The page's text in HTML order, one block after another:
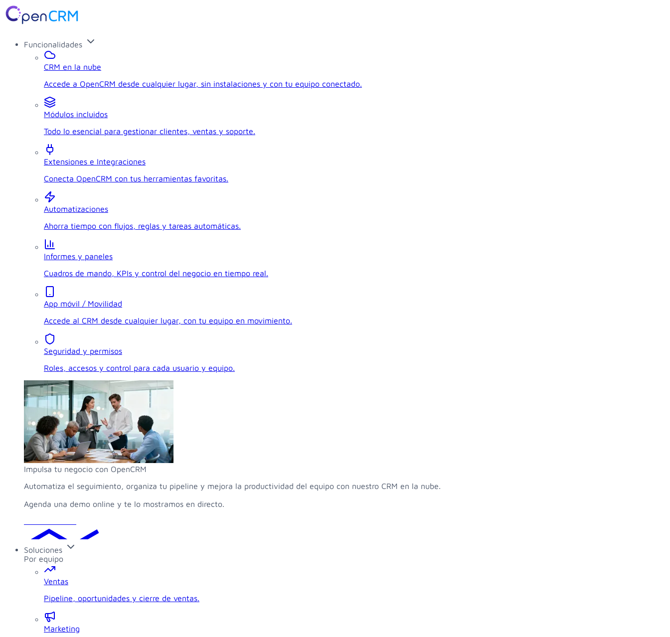
Funcionalidades
CRM en la nube
Accede a OpenCRM desde cualquier lugar, sin instalaciones y con tu equipo conectado.
Módulos incluidos
Todo lo esencial para gestionar clientes, ventas y soporte.
Extensiones e Integraciones
Conecta OpenCRM con tus herramientas favoritas.
Automatizaciones
Ahorra tiempo con flujos, reglas y tareas automáticas.
Informes y paneles
Cuadros de mando, KPIs y control del negocio en tiempo real.
App móvil / Movilidad
Accede al CRM desde cualquier lugar, con tu equipo en movimiento.
Seguridad y permisos
Roles, accesos y control para cada usuario y equipo.
Impulsa tu negocio con OpenCRM
Automatiza el seguimiento, organiza tu pipeline y mejora la productividad del equipo con nuestro CRM en la nube.
Agenda una demo online y te lo mostramos en directo.
Soluciones
Por equipo
Ventas
Pipeline, oportunidades y cierre de ventas.
Marketing